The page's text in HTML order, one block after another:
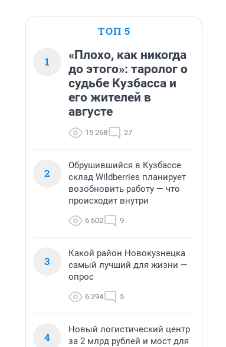
ТОП 5
1
«Плохо, как никогда
до этого»: таролог о
судьбе Кузбасса и
его жителей в
августе
15 268 27
2
Обрушившийся в Кузбассе
склад Wildberries планирует
возобновить работу — что
происходит внутри
6 602 9
3
Какой район Новокузнецка
самый лучший для жизни —
опрос
6 294 5
4
Новый логистический центр
за 2 млрд рублей и мост для